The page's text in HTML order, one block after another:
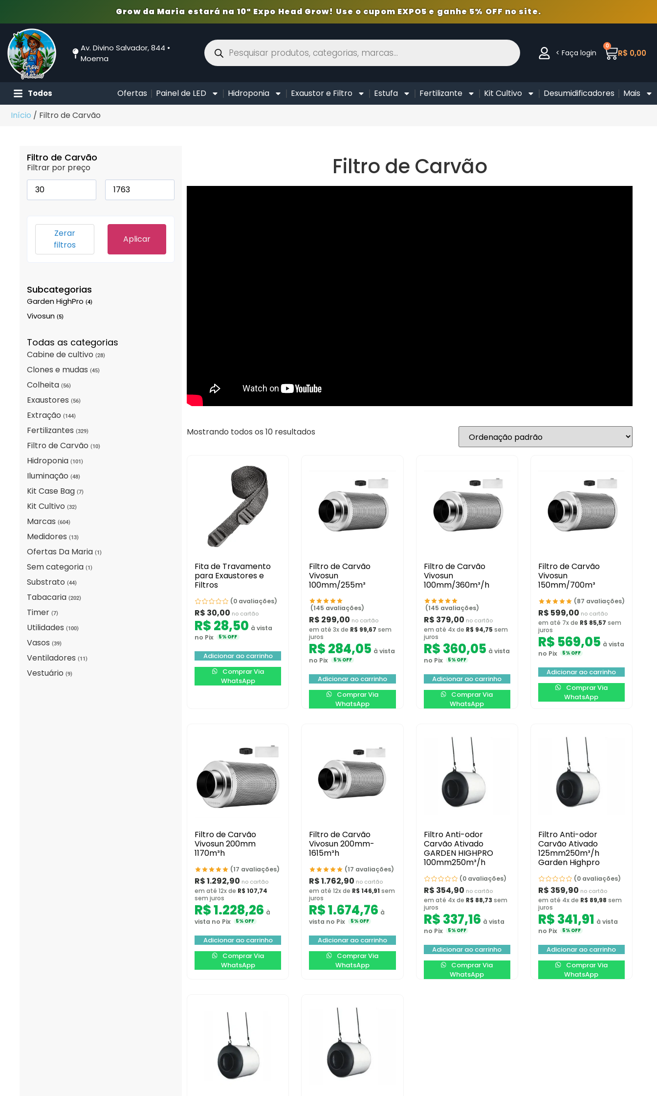
Grow da Maria estará na 10ª Expo Head Grow! Use o cupom EXPO5 e ganhe 5% OFF no site.
Av. Divino Salvador, 844 •
Moema
< Faça login R$ 0,00
0
Todos Ofertas Painel de LED Hidroponia Exaustor e Filtro Estufa Fertilizante Kit Cultivo Desumidificadores
Mais
Início / Filtro de Carvão
Filtro de Carvão
Filtrar por preço
Aplicar
Zerar
filtros
Subcategorias
Garden HighPro (4)
Vivosun (5)
Todas as categorias
Cabine de cultivo (28)
Clones e mudas (45)
Colheita (56)
Exaustores (56)
Extração (144)
Fertilizantes (329)
Filtro de Carvão (10)
Hidroponia (101)
Iluminação (48)
Kit Case Bag (7)
Kit Cultivo (32)
Marcas (604)
Medidores (13)
Ofertas Da Maria (1)
Sem categoria (1)
Substrato (44)
Tabacaria (202)
Timer (7)
Utilidades (100)
Vasos (39)
Ventiladores (11)
Vestuário (9)
Filtro de Carvão
Mostrando todos os 10 resultados
Fita de Travamento
para Exaustores e
Filtros
(0 avaliações)
R$ 30,00 no cartão
R$28,50 à vista
no Pix
5% OFF
Adicionar ao carrinho
Comprar Via
WhatsApp
Filtro de Carvão
Vivosun
100mm/255m³
(145 avaliações)
R$ 299,00 no cartão
em até 3x de R$ 99,67 sem
juros
R$284,05 à vista
no Pix
5% OFF
Adicionar ao carrinho
Comprar Via
WhatsApp
Filtro de Carvão
Vivosun
100mm/360m³/h
(145 avaliações)
R$ 379,00 no cartão
em até 4x de R$ 94,75 sem
juros
R$360,05 à vista
no Pix
5% OFF
Adicionar ao carrinho
Comprar Via
WhatsApp
Filtro de Carvão
Vivosun
150mm/700m³
(87 avaliações)
R$ 599,00 no cartão
em até 7x de R$ 85,57 sem
juros
R$ 569,05 à vista
no Pix
5% OFF
Adicionar ao carrinho
Comprar Via
WhatsApp
Filtro de Carvão
Vivosun 200mm
1170m³h
(17 avaliações)
R$1.292,90 no cartão
em até 12x de R$ 107,74
sem juros
R$1.228,26 à
vista no Pix
5% OFF
Adicionar ao carrinho
Comprar Via
WhatsApp
Filtro de Carvão
Vivosun 200mm-
1615m³h
(17 avaliações)
R$1.762,90 no cartão
em até 12x de R$ 146,91 sem
juros
R$1.674,76 à
vista no Pix
5% OFF
Adicionar ao carrinho
Comprar Via
WhatsApp
Filtro Anti-odor
Carvão Ativado
GARDEN HIGHPRO
100mm250m³/h
(0 avaliações)
R$ 354,90 no cartão
em até 4x de R$ 88,73 sem
juros
R$337,16 à vista
no Pix
5% OFF
Adicionar ao carrinho
Comprar Via
WhatsApp
Filtro Anti-odor
Carvão Ativado
125mm250m³/h
Garden Highpro
(0 avaliações)
R$ 359,90 no cartão
em até 4x de R$ 89,98 sem
juros
R$341,91 à vista
no Pix
5% OFF
Adicionar ao carrinho
Comprar Via
WhatsApp